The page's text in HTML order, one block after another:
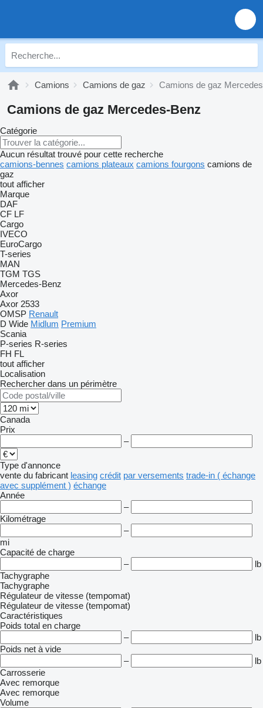
Camions Camions de gaz Camions de gaz
Camions de gaz Mercedes-Benz
Catégorie
Aucun résultat trouvé pour cette recherche
camions-bennes camions plateaux camions fourgons camions de
gaz
tout afficher
Marque
DAF
CF LF
Cargo
IVECO
EuroCargo
T-series
MAN
TGM TGS
Mercedes-Benz
Axor
Axor 2533
OMSP Renault
D Wide Midlum Premium
Scania
P-series R-series
FH FL
tout afficher
Localisation
Rechercher dans un périmètre
Canada
Prix
–
Type d'annonce
vente du fabricant leasing crédit par versements trade-in ( échange
avec supplément ) échange
Année
–
Kilométrage
–
mi
Capacité de charge
–
lb
Tachygraphe
Tachygraphe
Régulateur de vitesse (tempomat)
Régulateur de vitesse (tempomat)
Caractéristiques
Poids total en charge
–
lb
Poids net à vide
–
lb
Carrosserie
Avec remorque
Avec remorque
Volume